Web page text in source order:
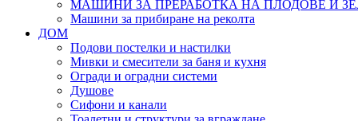
МАШИНИ ЗА ПРЕРАБОТКА НА ПЛОДОВЕ И
Машини за прибиране на реколта
ДОМ
Подови постелки и настилки
Мивки и смесители за баня и кухня
Огради и оградни системи
Душове
Сифони и канали